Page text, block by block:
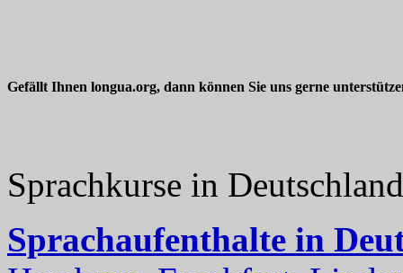
Gefällt Ihnen longua.org, dann können Sie uns gerne
Sprachkurse in
Sprachaufenthalte in